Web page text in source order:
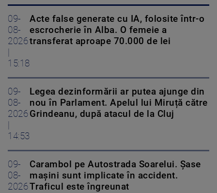
09-
08-
2026
15:18
Acte false generate cu IA, folosite într-o
escrocherie în Alba. O femeie a
transferat aproape 70.000 de lei
09-
08-
2026
14:53
Legea dezinformării ar putea ajunge din
nou în Parlament. Apelul lui Miruță către
Grindeanu, după atacul de la Cluj
09-
08-
2026
Carambol pe Autostrada Soarelui. Șase
mașini sunt implicate în accident.
Traficul este îngreunat